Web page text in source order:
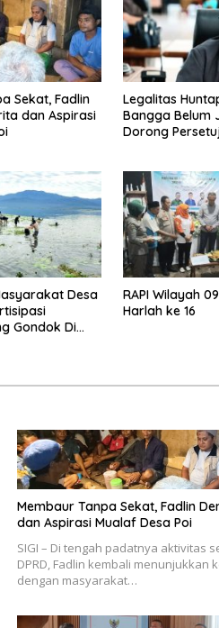
Sekat, Fadlin
dan Aspirasi
Legalitas
Bangga Belum
Dorong
Desa
Gondok Di
RAPI Wilayah
Harlah ke 16
Membaur Tanpa Sekat, Fadlin
dan Aspirasi Mualaf Desa Poi
SIGI – Di tengah padatnya aktivitas
DPRD, Fadlin kembali menunjukkan
dengan masyarakat…